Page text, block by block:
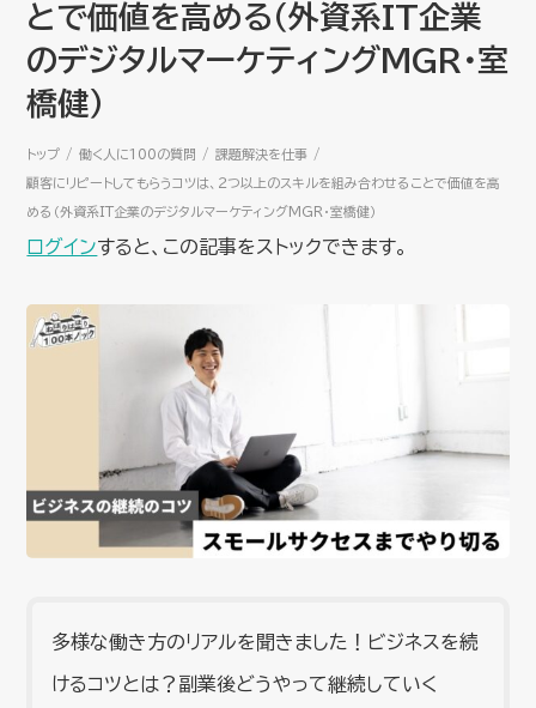
とで価値を高める（外資系IT企業
のデジタルマーケティングMGR・室
橋健）
トップ 働く人に100の質問 課題解決を仕事
顧客にリピートしてもらうコツは、２つ以上のスキルを組み合わせることで価値を高
める（外資系IT企業のデジタルマーケティングMGR・室橋健）
ログインすると、この記事をストックできます。
多様な働き方のリアルを聞きました！ビジネスを続
けるコツとは？副業後どうやって継続していく